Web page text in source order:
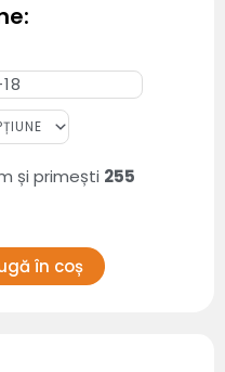
și primești 255
în coș